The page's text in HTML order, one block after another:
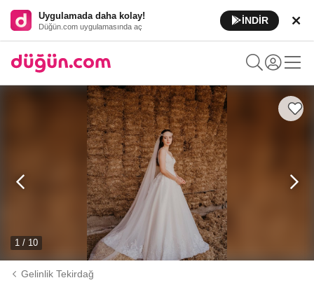
Uygulamada daha kolay!
Düğün.com uygulamasında aç
İNDİR
1 / 10
Gelinlik Tekirdağ